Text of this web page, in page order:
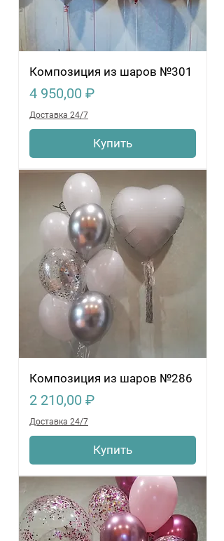
Композиция из шаров №301
Цена
4 950,00 ₽
Доставка 24/7
Купить
Композиция из шаров №286
Цена
2 210,00 ₽
Доставка 24/7
Купить